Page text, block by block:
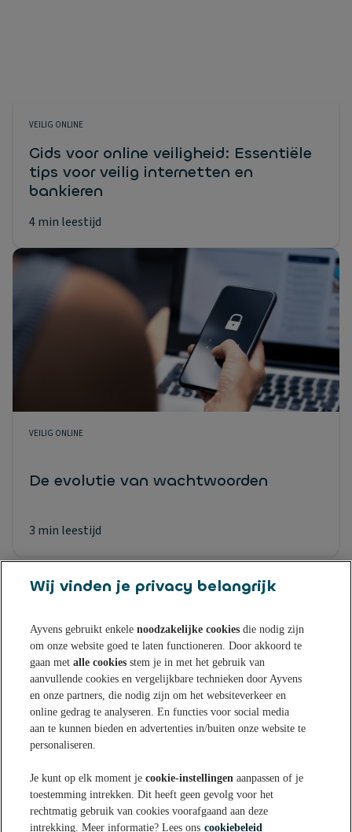
VEILIG ONLINE
Gids voor online veiligheid: Essentiële
tips voor veilig internetten en
bankieren
4 min leestijd
VEILIG ONLINE
De evolutie van wachtwoorden
3 min leestijd
Sparen bij Ayvens Bank
Onze Online Spaarrekening
Onze Spaarvormen
Onze Sparen App
Actuele rentestanden
Tips & Inspiratie
Nieuws
Aanmelden nieuwsbrief
Over ons
Klantenservice
Wij vinden je privacy belangrijk
Ayvens gebruikt enkelenoodzakelijke cookies die nodig zijn
om onze website goed te laten functioneren. Door akkoord te
gaan metalle cookies stem je in met het gebruik van
aanvullende cookies en vergelijkbare technieken door Ayvens
en onze partners, die nodig zijn om het websiteverkeer en
online gedrag te analyseren. En functies voor social media
aan te kunnen bieden en advertenties in/buiten onze website te
personaliseren.
Je kunt op elk moment jecookie-instellingen aanpassen of je
toestemming intrekken. Dit heeft geen gevolg voor het
rechtmatig gebruik van cookies voorafgaand aan deze
intrekking. Meer informatie? Lees ons cookiebeleid